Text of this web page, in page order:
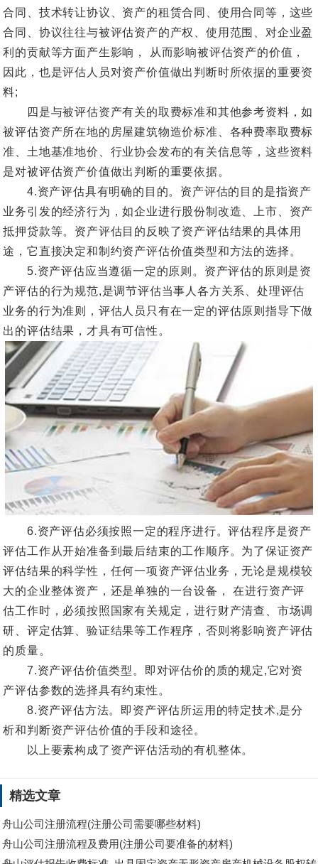
合同、技术转让协议、资产的租赁合同、使用合同等，这些
合同、协议往往与被评估资产的产权、使用范围、对企业盈
利的贡献等方面产生影响， 从而影响被评估资产的价值，
因此，也是评估人员对资产价值做出判断时所依据的重要资
料;
四是与被评估资产有关的取费标准和其他参考资料，如
被评估资产所在地的房屋建筑物造价标准、各种费率取费标
准、土地基准地价、行业协会发布的有关信息等，这些资料
是对被评估资产价值做出判断的重要依据。
4.资产评估具有明确的目的。资产评估的目的是指资产
业务引发的经济行为，如企业进行股份制改造、上市、资产
抵押贷款等。资产评估目的反映了资产评估结果的具体用
途，它直接决定和制约资产评估价值类型和方法的选择。
5.资产评估应当遵循一定的原则。资产评估的原则是资
产评估的行为规范,是调节评估当事人各方关系、处理评估
业务的行为准则，评估人员只有在一定的评估原则指导下做
出的评估结果，才具有可信性。
6.资产评估必须按照一定的程序进行。评估程序是资产
评估工作从开始准备到最后结束的工作顺序。为了保证资产
评估结果的科学性，任何一项资产评估业务，无论是规模较
大的企业整体资产，还是单独的一台设备， 在进行资产评
估工作时，必须按照国家有关规定，进行财产清查、市场调
研、评定估算、验证结果等工作程序，否则将影响资产评估
的质量。
7.资产评估价值类型。即对评估价的质的规定,它对资
产评估参数的选择具有约束性。
8.资产评估方法。即资产评估所运用的特定技术,是分
析和判断资产评估价值的手段和途径。
以上要素构成了资产评估活动的有机整体。
精选文章
舟山公司注册流程(注册公司需要哪些材料)
舟山公司注册流程及费用(注册公司要准备的材料)